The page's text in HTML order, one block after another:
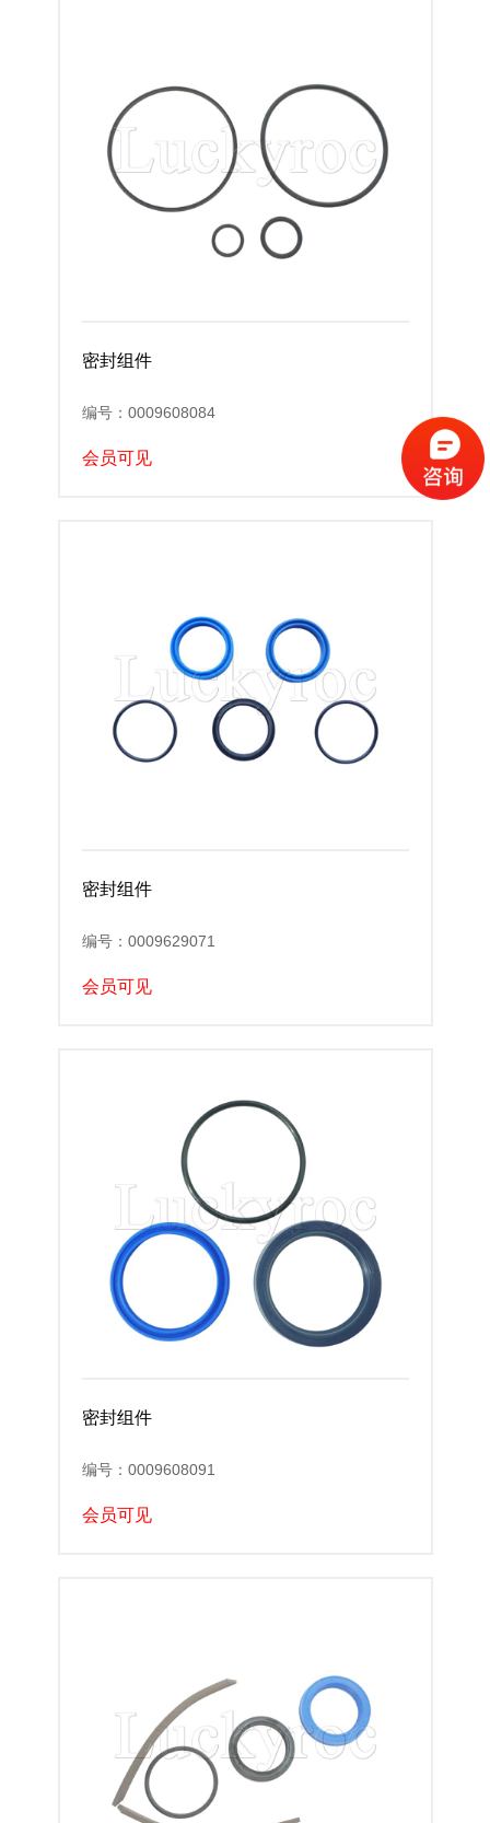
密封组件
编号：0009608084
会员可见
密封组件
编号：0009629071
会员可见
密封组件
编号：0009608091
会员可见